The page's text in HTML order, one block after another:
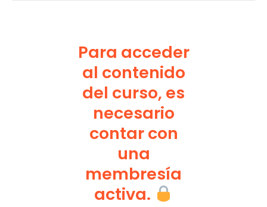
Para acceder
al contenido
del curso, es
necesario
contar con
una
membresía
activa.